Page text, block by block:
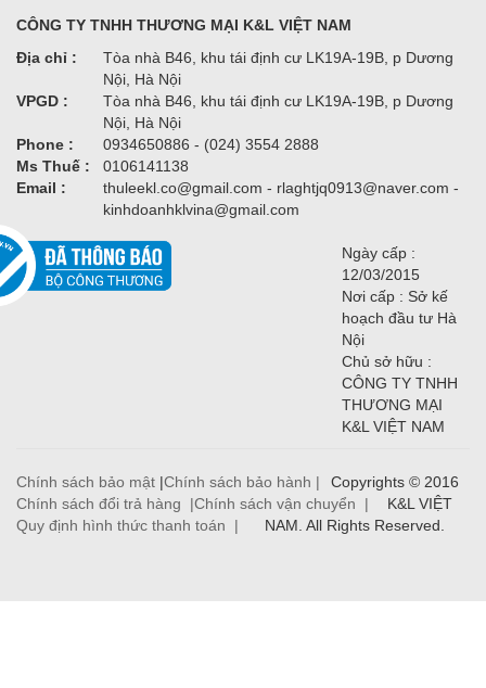
CÔNG TY TNHH THƯƠNG MẠI K&L VIỆT NAM
Địa chỉ :
Tòa nhà B46, khu tái định cư LK19A-19B, p Dương
Nội, Hà Nội
VPGD :
Tòa nhà B46, khu tái định cư LK19A-19B, p Dương
Nội, Hà Nội
Phone :
0934650886 - (024) 3554 2888
Ms Thuế :
0106141138
Email :
thuleekl.co@gmail.com - rlaghtjq0913@naver.com -
kinhdoanhklvina@gmail.com
Ngày cấp :
12/03/2015
Nơi cấp : Sở kế
hoạch đầu tư Hà
Nội
Chủ sở hữu :
CÔNG TY TNHH
THƯƠNG MẠI
K&L VIỆT NAM
Chính sách bảo mật |Chính sách bảo hành |
Chính sách đổi trả hàng |Chính sách vận chuyển |
Quy định hình thức thanh toán |
Copyrights © 2016
K&L VIỆT
NAM. All Rights Reserved.